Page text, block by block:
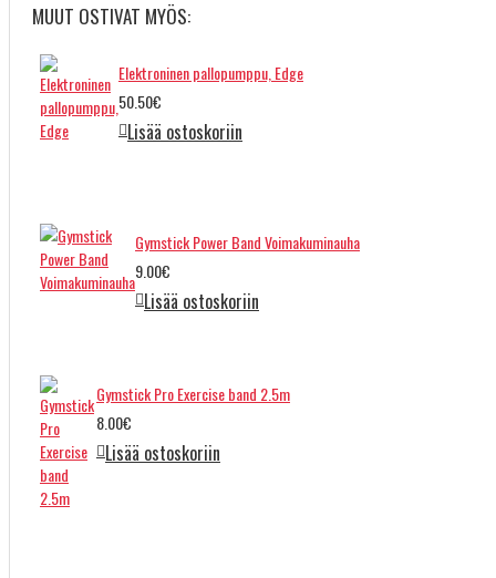
MUUT OSTIVAT MYÖS:
Elektroninen pallopumppu, Edge
50.50€
Lisää ostoskoriin
Gymstick Power Band Voimakuminauha
9.00€
Lisää ostoskoriin
Gymstick Pro Exercise band 2.5m
8.00€
Lisää ostoskoriin